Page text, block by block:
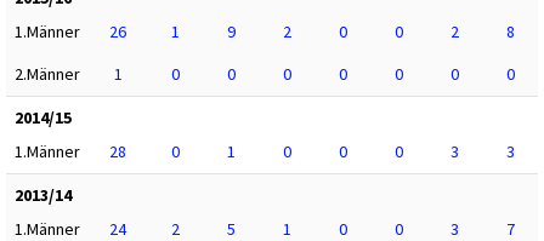
1.Männer
26 1 9 2 0 0 2
8
2.Männer
1 0 0 0 0 0 0
0
2014/15
1.Männer
28 0 1 0 0 0 3
3
2013/14
1.Männer
24 2 5 1 0 0 3
7